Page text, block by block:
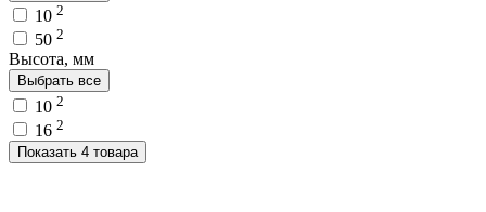
10 2
50 2
Высота, мм
Выбрать все
10 2
16 2
Показать 4 товара